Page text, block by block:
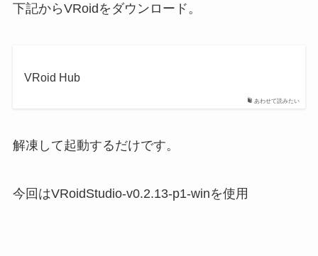
下記からVRoidをダウンロード。
あわせて読みたい
VRoid Hub
解凍して起動するだけです。
今回はVRoidStudio-v0.2.13-p1-winを使用